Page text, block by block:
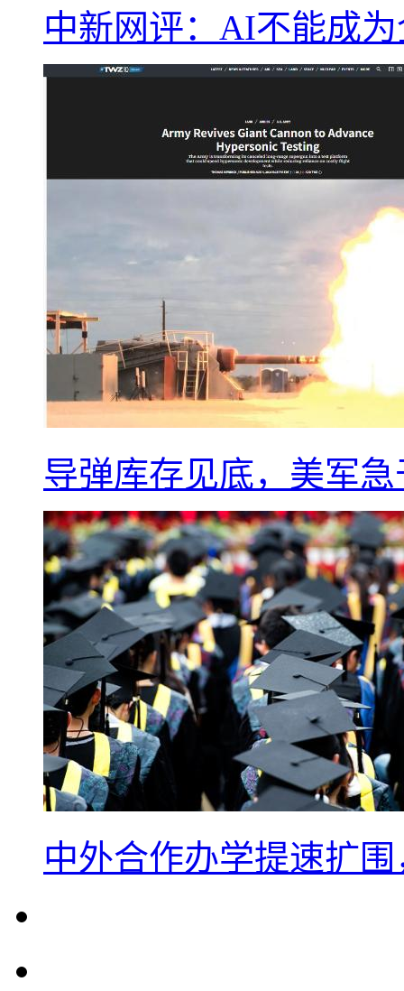
中新网评：AI不能成
导弹库存见底，美军
中外合作办学提速扩